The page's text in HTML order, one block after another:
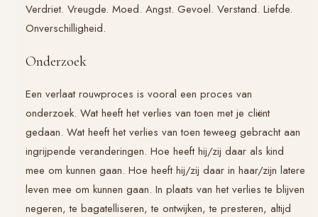
Verdriet. Vreugde. Moed. Angst. Gevoel. Verstand. Liefde.
Onverschilligheid.
Onderzoek
Een verlaat rouwproces is vooral een proces van
onderzoek. Wat heeft het verlies van toen met je cliënt
gedaan. Wat heeft het verlies van toen teweeg gebracht aan
ingrijpende veranderingen. Hoe heeft hij/zij daar als kind
mee om kunnen gaan. Hoe heeft hij/zij daar in haar/zijn latere
leven mee om kunnen gaan. In plaats van het verlies te blijven
negeren, te bagatelliseren, te ontwijken, te presteren, altijd